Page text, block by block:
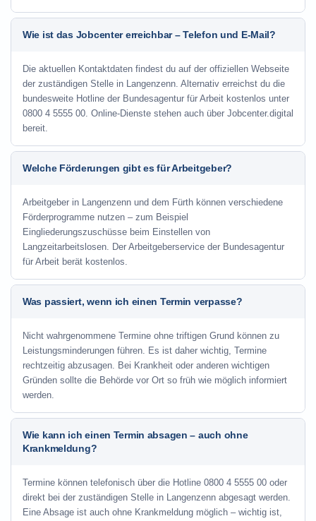
Wie ist das Jobcenter erreichbar – Telefon und E-Mail?
Die aktuellen Kontaktdaten findest du auf der offiziellen Webseite
der zuständigen Stelle in Langenzenn. Alternativ erreichst du die
bundesweite Hotline der Bundesagentur für Arbeit kostenlos unter
0800 4 5555 00. Online-Dienste stehen auch über Jobcenter.digital
bereit.
Welche Förderungen gibt es für Arbeitgeber?
Arbeitgeber in Langenzenn und dem Fürth können verschiedene
Förderprogramme nutzen – zum Beispiel
Eingliederungszuschüsse beim Einstellen von
Langzeitarbeitslosen. Der Arbeitgeberservice der Bundesagentur
für Arbeit berät kostenlos.
Was passiert, wenn ich einen Termin verpasse?
Nicht wahrgenommene Termine ohne triftigen Grund können zu
Leistungsminderungen führen. Es ist daher wichtig, Termine
rechtzeitig abzusagen. Bei Krankheit oder anderen wichtigen
Gründen sollte die Behörde vor Ort so früh wie möglich informiert
werden.
Wie kann ich einen Termin absagen – auch ohne
Krankmeldung?
Termine können telefonisch über die Hotline 0800 4 5555 00 oder
direkt bei der zuständigen Stelle in Langenzenn abgesagt werden.
Eine Absage ist auch ohne Krankmeldung möglich – wichtig ist,